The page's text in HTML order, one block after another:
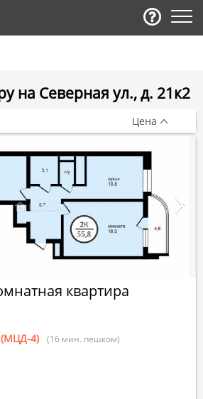
на Северная ул., д. 21к2
квартира
(МЦД-4) (16 мин. пешком)
Цена